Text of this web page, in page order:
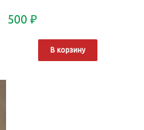
500 ₽
В корзину